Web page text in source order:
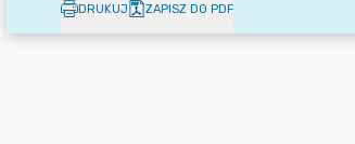
DRUKUJ ZAPISZ DO PDF